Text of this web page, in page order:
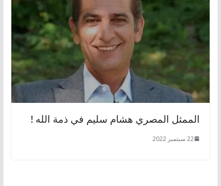
الممثل المصري هشام سليم في ذمة الله !
22 سبتمبر 2022